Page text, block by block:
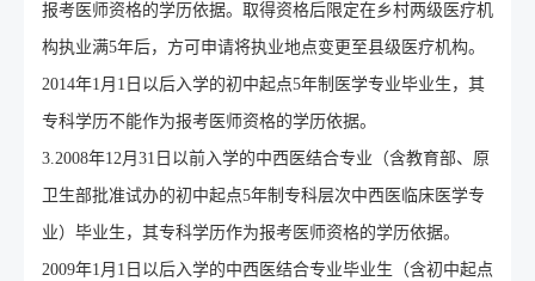
报考医师资格的学历依据。取得资格后限定在乡村两级医疗机
构执业满5年后，方可申请将执业地点变更至县级医疗机构。
2014年1月1日以后入学的初中起点5年制医学专业毕业生，其
专科学历不能作为报考医师资格的学历依据。
3.2008年12月31日以前入学的中西医结合专业（含教育部、原
卫生部批准试办的初中起点5年制专科层次中西医临床医学专
业）毕业生，其专科学历作为报考医师资格的学历依据。
2009年1月1日以后入学的中西医结合专业毕业生（含初中起点